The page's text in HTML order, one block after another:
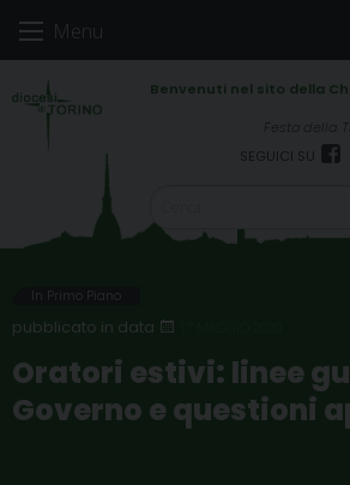
Menu
Festa della
In Primo Piano
Oratori estivi: linee
Governo e questioni